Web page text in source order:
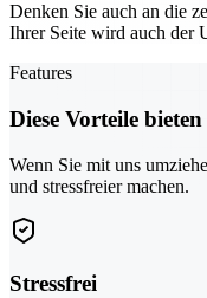
Denken Sie auch an die
Ihrer Seite wird auch der
Features
Diese Vorteile
Wenn Sie mit uns
und stressfreier machen.
Stressfrei